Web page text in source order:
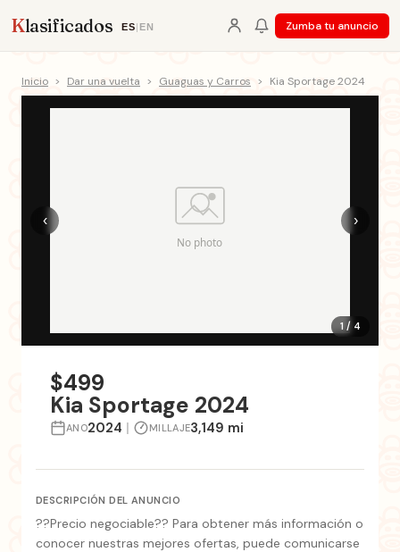
Klasificados ES| EN Zumba tu anuncio
Inicio > Dar una vuelta > Guaguas y Carros > Kia Sportage 2024
1 / 4
‹ ›
$499
Kia Sportage 2024
ANO2024 | MILLAJE3,149 mi
DESCRIPCIÓN DEL ANUNCIO
??Precio negociable?? Para obtener más información o
conocer nuestras mejores ofertas, puede comunicarse